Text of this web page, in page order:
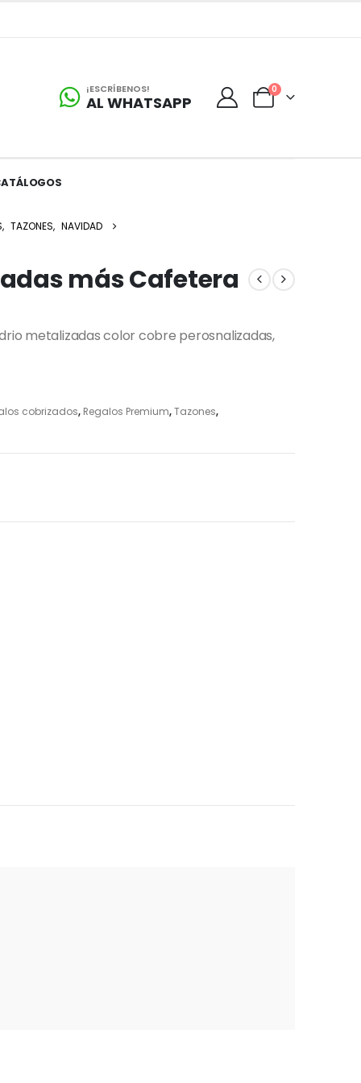
¡ESCRÍBENOS!
AL WHATSAPP
0
, TAZONES, NAVIDAD
más Cafetera
metalizadas color cobre perosnalizadas,
cobrizados, Regalos Premium,Tazones,